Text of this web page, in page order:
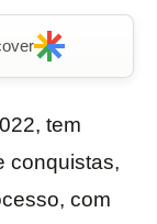
tem
conquistas,
com